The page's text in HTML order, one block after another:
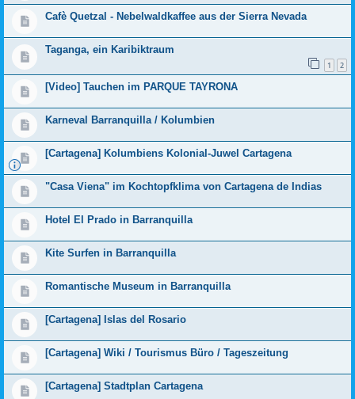
Cafè Quetzal - Nebelwaldkaffee aus der Sierra Nevada
Taganga, ein Karibiktraum
1 2
[Video] Tauchen im PARQUE TAYRONA
Karneval Barranquilla / Kolumbien
[Cartagena] Kolumbiens Kolonial-Juwel Cartagena
"Casa Viena" im Kochtopfklima von Cartagena de Indias
Hotel El Prado in Barranquilla
Kite Surfen in Barranquilla
Romantische Museum in Barranquilla
[Cartagena] Islas del Rosario
[Cartagena] Wiki / Tourismus Büro / Tageszeitung
[Cartagena] Stadtplan Cartagena